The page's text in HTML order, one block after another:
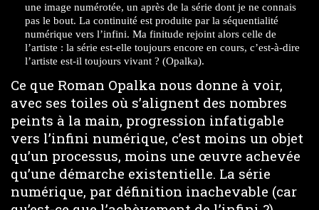
une image numérotée, un après de la série dont je ne connais
pas le bout. La continuité est produite par la séquentialité
numérique vers l’infini. Ma finitude rejoint alors celle de
l’artiste : la série est-elle toujours encore en cours, c’est-à-dire
l’artiste est-il toujours vivant ? (Opalka).
Ce que Roman Opalka nous donne à voir,
avec ses toiles où s’alignent des nombres
peints à la main, progression infatigable
vers l’infini numérique, c’est moins un objet
qu’un processus, moins une œuvre achevée
qu’une démarche existentielle. La série
numérique, par définition inachevable (car